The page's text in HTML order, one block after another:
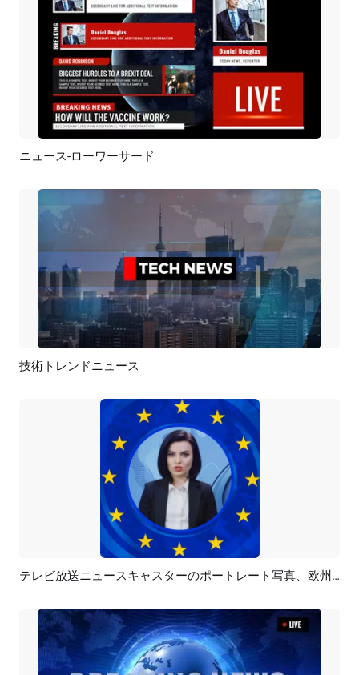
プレビュー
ニュース-ローワーサード
プレビュー
技術トレンドニュース
プレビュー AI再生成 テレビ放送ニュースキャスターのポートレート写真、欧州連合